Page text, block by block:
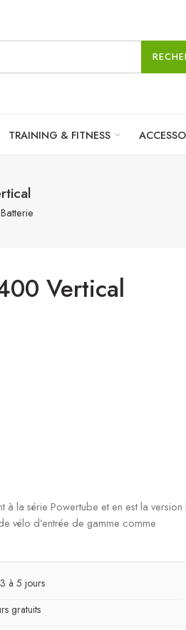
TRAINING & FITNESS
Batterie
Vertical
la série Powertube et en est la version
vélo d’entrée de gamme comme
à 5 jours
gratuits